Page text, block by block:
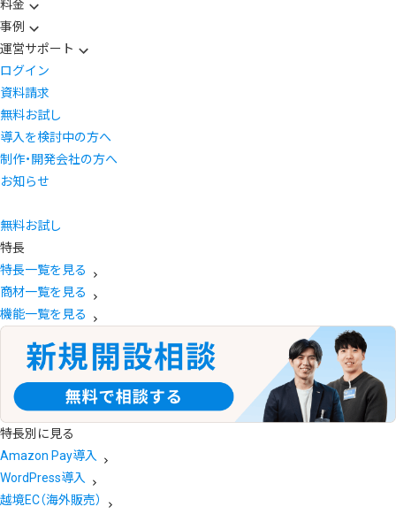
料金
事例
運営サポート
ログイン
資料請求
無料お試し
導入を検討中の方へ
制作・開発会社の方へ
お知らせ
無料お試し
特長
特長一覧を見る
商材一覧を見る
機能一覧を見る
特長別に見る
Amazon Pay導入
WordPress導入
越境EC（海外販売）